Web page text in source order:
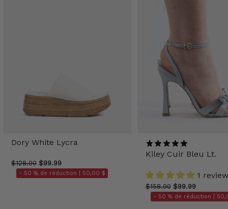
Dory White Lycra
$128.00 $99.99
- 50 % de réduction | 50,00 $
Kiley Cuir Bleu Lt.
1 review
$158.00 $99.99
- 50 % de réduction |